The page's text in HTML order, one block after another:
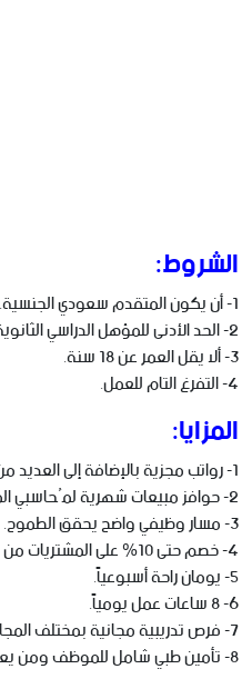
الشروط:
1- أن يكون المتقدم سعودي الجنسية.
2- الحد الأدنى للمؤهل الدراسي الثانوية العامة.
3- ألا يقل العمر عن 18 سنة.
4- التفرغ التام للعمل.
المزايا:
1- رواتب مجزية بالإضافة إلى العديد من المزايا.
2- حوافز مبيعات شهرية لمُحاسبي المبيعات.
3- مسار وظيفي واضح يحقق الطموح.
4- خصم حتى 10% على المشتريات من
5- يومان راحة أسبوعياً.
6- 8 ساعات عمل يومياً.
7- فرص تدريبية مجانية بمختلف المجالات في
8- تأمين طبي شامل للموظف ومن يعول.